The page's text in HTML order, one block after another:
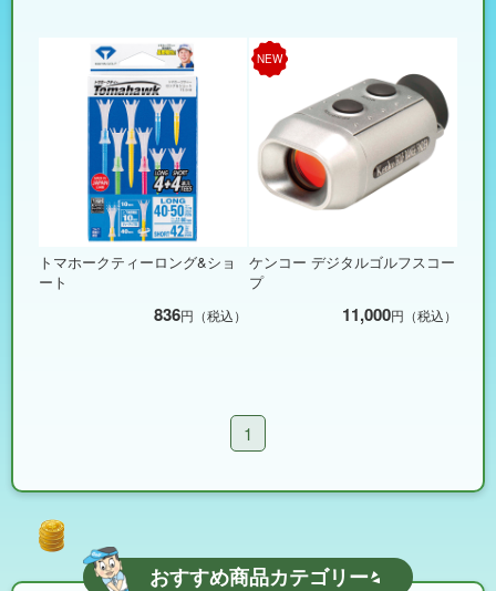
トマホークティーロング&ショ
ート
836円（税込）
NEW
ケンコー デジタルゴルフスコー
プ
11,000円（税込）
1
おすすめ商品カテゴリー